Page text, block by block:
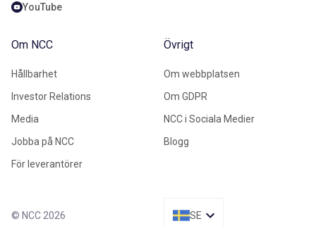
YouTube
Om NCC
Hållbarhet
Investor Relations
Media
Jobba på NCC
För leverantörer
Övrigt
Om webbplatsen
Om GDPR
NCC i Sociala Medier
Blogg
© NCC 2026 SE